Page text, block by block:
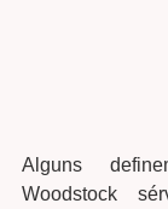
Alguns
Woodstock